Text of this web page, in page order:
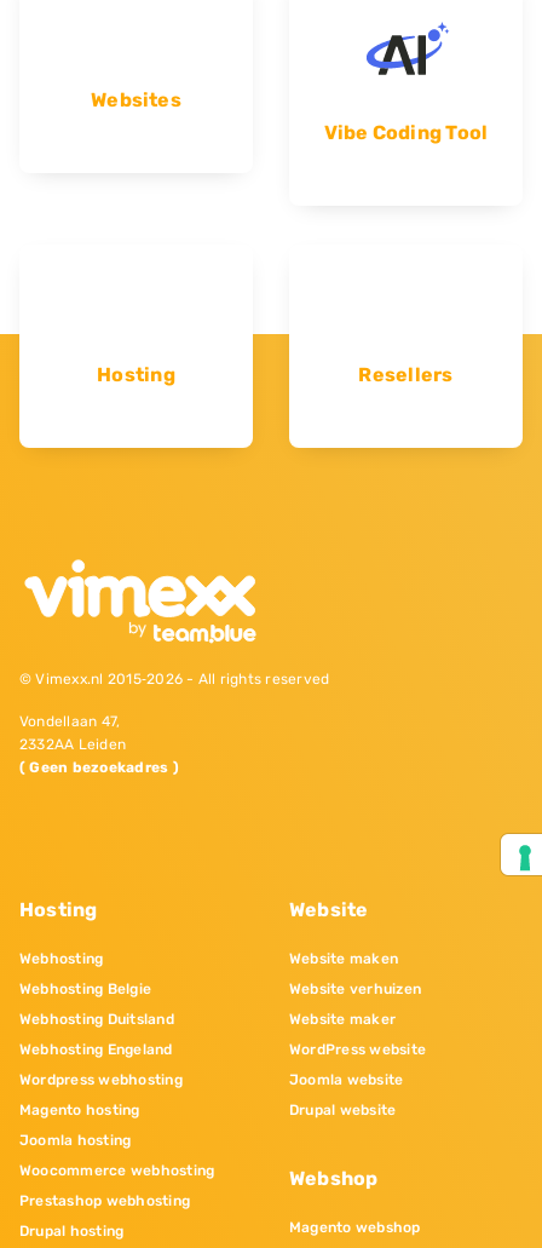
Websites
Vibe Coding Tool
Hosting Resellers
© Vimexx.nl 2015‐2026 - All rights reserved
Vondellaan 47,
2332AA Leiden
( Geen bezoekadres )
Hosting
Webhosting
Webhosting Belgie
Webhosting Duitsland
Webhosting Engeland
Wordpress webhosting
Magento hosting
Joomla hosting
Woocommerce webhosting
Prestashop webhosting
Drupal hosting
Website
Website maken
Website verhuizen
Website maker
WordPress website
Joomla website
Drupal website
Webshop
Magento webshop